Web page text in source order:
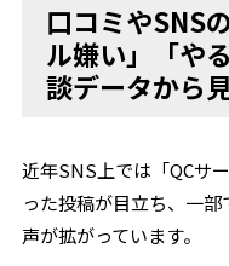
口コミやSNS
ル嫌い」「や
談データから
近年SNS上では「QCサ
った投稿が目立ち、一
声が拡がっています。